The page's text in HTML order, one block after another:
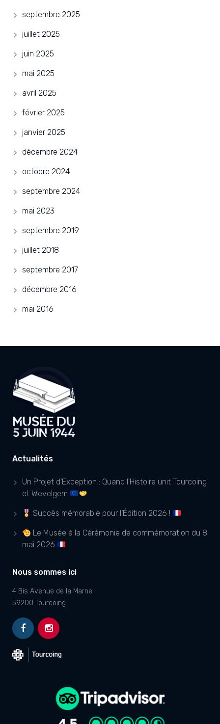
septembre 2025
juillet 2025
juin 2025
mai 2025
avril 2025
février 2025
janvier 2025
décembre 2024
octobre 2024
septembre 2024
mai 2023
septembre 2019
juillet 2018
septembre 2017
décembre 2016
mai 2016
Actualités
Un Projet d’Exception : Quand l’Histoire unit Tourcoing
et Wevelgem
Succès mémorable pour l’Édition 2026 !
Le Musée à la Cérémonie de commémoration du 8
mai 2026
Nous sommes ici
4 Bis Avenue de la Marne
59200 Tourcoing